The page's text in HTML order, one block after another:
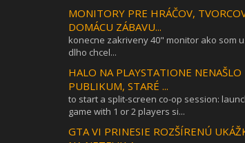
MONITORY PRE HRÁČOV,
DOMÁCU ZÁBAVU...
konecne zakriveny 40" monitor ako som
dlho chcel...
HALO NA PLAYSTATIONE NENAŠLO
PUBLIKUM, STARÉ ...
to start a split-screen co-op session:
game with 1 or 2 players si...
GTA VI PRINESIE ROZŠÍRENÚ